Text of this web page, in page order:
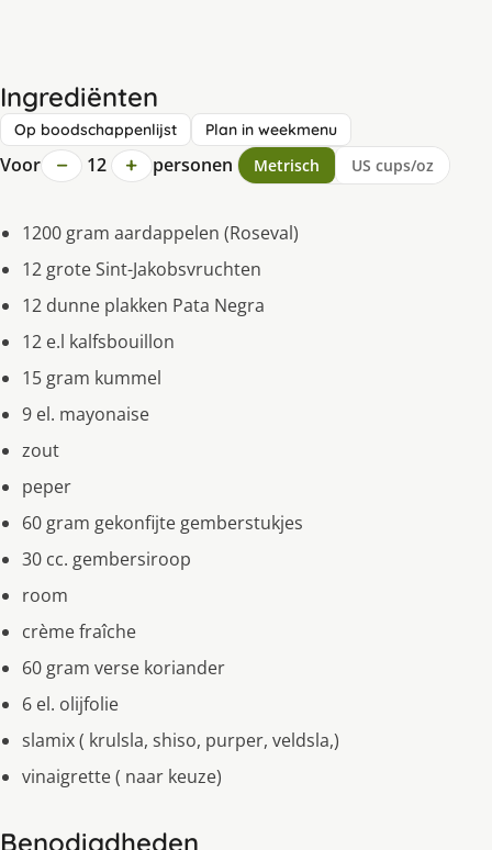
Ingrediënten
Op boodschappenlijst Plan in weekmenu
Voor − 12 + personen Metrisch US cups/oz
1200 gram aardappelen (Roseval)
12 grote Sint-Jakobsvruchten
12 dunne plakken Pata Negra
12 e.l kalfsbouillon
15 gram kummel
9 el. mayonaise
zout
peper
60 gram gekonfijte gemberstukjes
30 cc. gembersiroop
room
crème fraîche
60 gram verse koriander
6 el. olijfolie
slamix ( krulsla, shiso, purper, veldsla,)
vinaigrette ( naar keuze)
Benodigdheden